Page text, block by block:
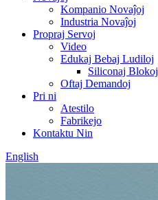
Kompanio Novaĵoj
Industria Novaĵoj
Propraj Servoj
Video
Edukaj Bebaj Ludiloj
Siliconaj Blokoj
Oftaj Demandoj
Pri ni
Atestilo
Fabrikejo
Kontaktu Nin
English